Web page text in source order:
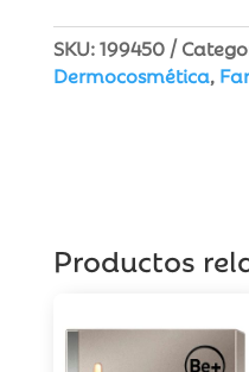
SKU:199450
Dermocosmética,
Productos